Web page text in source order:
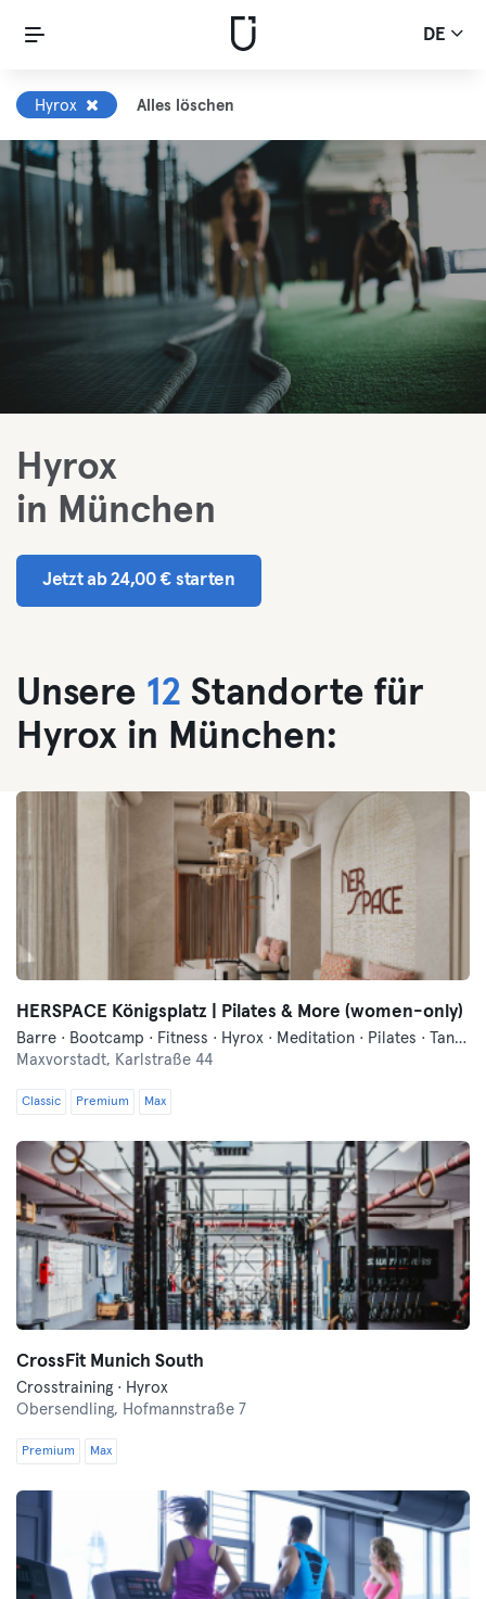
DE
Hyrox Alles löschen
Hyrox
in München
Jetzt ab 24,00 € starten
Unsere 12 Standorte für
Hyrox in München:
HERSPACE Königsplatz | Pilates & More (women-only)
Barre · Bootcamp · Fitness · Hyrox · Meditation · Pilates · Tanzen · Traditionell-Asiatische Kampfkünste · Yoga
Maxvorstadt, Karlstraße 44
Classic Premium Max
CrossFit Munich South
Crosstraining · Hyrox
Obersendling, Hofmannstraße 7
Premium Max